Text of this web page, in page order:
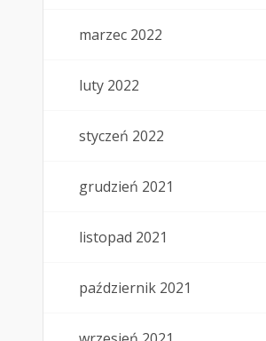
marzec 2022
luty 2022
styczeń 2022
grudzień 2021
listopad 2021
październik 2021